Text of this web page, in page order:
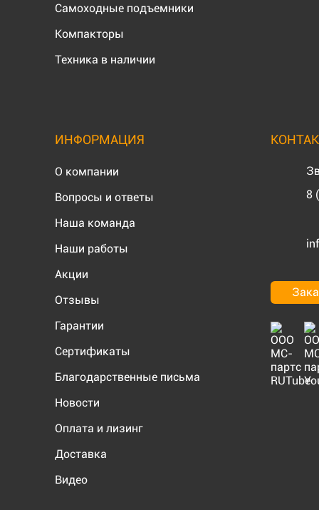
Самоходные подъемники
Компакторы
Техника в наличии
ИНФОРМАЦИЯ
О компании
Вопросы и ответы
Наша команда
Наши работы
Акции
Отзывы
Гарантии
Сертификаты
Благодарственные письма
Новости
Оплата и лизинг
Доставка
Видео
8